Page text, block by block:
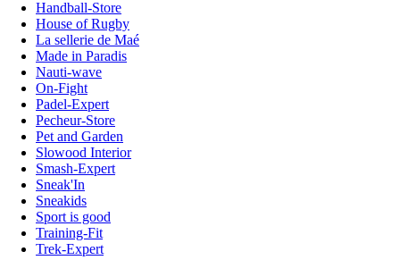
Handball-Store
House of Rugby
La sellerie de Maé
Made in Paradis
Nauti-wave
On-Fight
Padel-Expert
Pecheur-Store
Pet and Garden
Slowood Interior
Smash-Expert
Sneak'In
Sneakids
Sport is good
Training-Fit
Trek-Expert